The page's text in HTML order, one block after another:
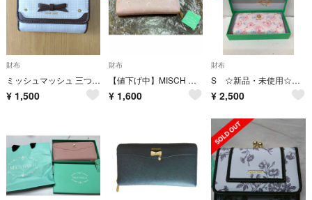
財布
ミッシュマッシュ 三つ折財布 ガマ口 レディース
¥ 1,500
財布
【値下げ中】MISCH MASCH 長財布
¥ 1,600
財布
S ☆新品・未使用☆MISCH MASCH 長財布 箱付き 花柄
¥ 2,500